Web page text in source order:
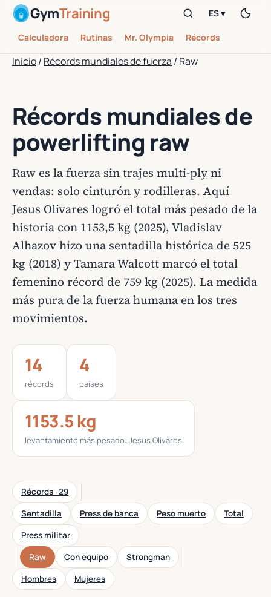
GymTraining
Calculadora Rutinas Mr. Olympia Récords
ES ▾
Inicio/ Récords mundiales de fuerza / Raw
Récords mundiales de
powerlifting raw
Raw es la fuerza sin trajes multi-ply ni
vendas: solo cinturón y rodilleras. Aquí
Jesus Olivares logró el total más pesado de la
historia con 1153,5 kg (2025), Vladislav
Alhazov hizo una sentadilla histórica de 525
kg (2018) y Tamara Walcott marcó el total
femenino récord de 759 kg (2025). La medida
más pura de la fuerza humana en los tres
movimientos.
14
récords
4
países
1153.5 kg
levantamiento más pesado: Jesus Olivares
Récords · 29
Sentadilla
Press de banca Peso muerto
Total
Press militar
Raw
Con equipo
Strongman
Hombres
Mujeres